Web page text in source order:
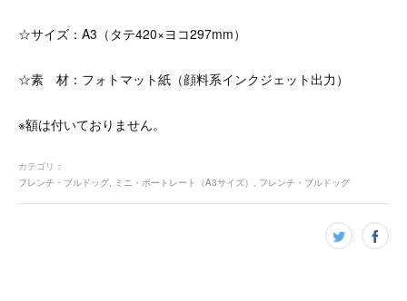
☆サイズ：A3（タテ420×ヨコ297mm）
☆素 材：フォトマット紙（顔料系インクジェット出力）
※額は付いておりません。
カテゴリ ：
フレンチ・ブルドッグ
ミニ・ポートレート（A3サイズ） フレンチ・ブルドッグ